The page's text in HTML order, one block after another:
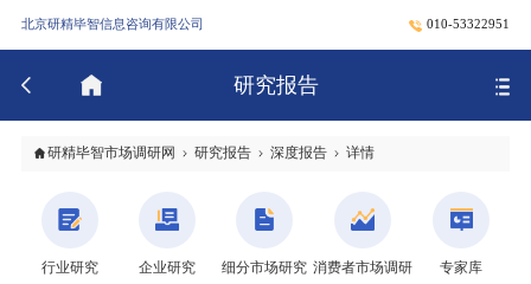
北京研精毕智信息咨询有限公司 010-53322951
研究报告
研精毕智市场调研网 研究报告 深度报告 详情
行业研究 企业研究 细分市场研究 消费者市场调研 专家库